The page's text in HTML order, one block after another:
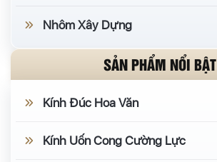
Nhôm Xây Dựng
SẢN PHẨM NỔI BẬT
Kính Đúc Hoa Văn
Kính Uốn Cong Cường Lực